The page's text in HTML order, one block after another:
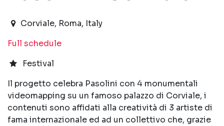
2022-10-30T19:00:00.000Z
Corviale, Roma, Italy
Full schedule
Festival
Il progetto celebra Pasolini con 4 monumentali
videomapping su un famoso palazzo di Corviale, i
contenuti sono affidati alla creatività di 3 artiste di
fama internazionale ed ad un collettivo che, grazie